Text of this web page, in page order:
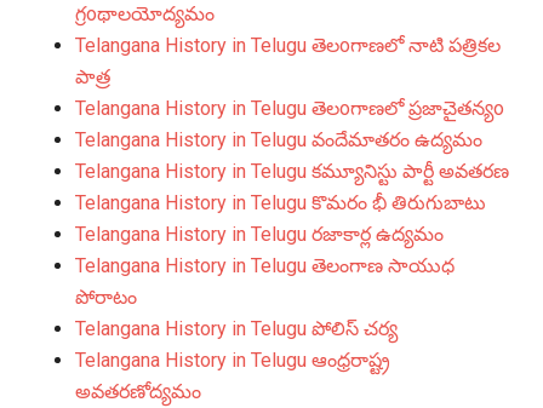
గ్రoథాలయోద్యమం
Telangana History in Telugu తెలoగాణలో నాటి పత్రికల
పాత్ర
Telangana History in Telugu తెలoగాణలో ప్రజాచైతన్యo
Telangana History in Telugu వందేమాతరం ఉద్యమం
Telangana History in Telugu కమ్యూనిస్టు పార్టీ అవతరణ
Telangana History in Telugu కొమరం భీ తిరుగుబాటు
Telangana History in Telugu రజాకార్ల ఉద్యమం
Telangana History in Telugu తెలంగాణ సాయుధ
పోరాటం
Telangana History in Telugu పోలిస్ చర్య
Telangana History in Telugu ఆంధ్రరాష్ట్ర
అవతరణోద్యమం